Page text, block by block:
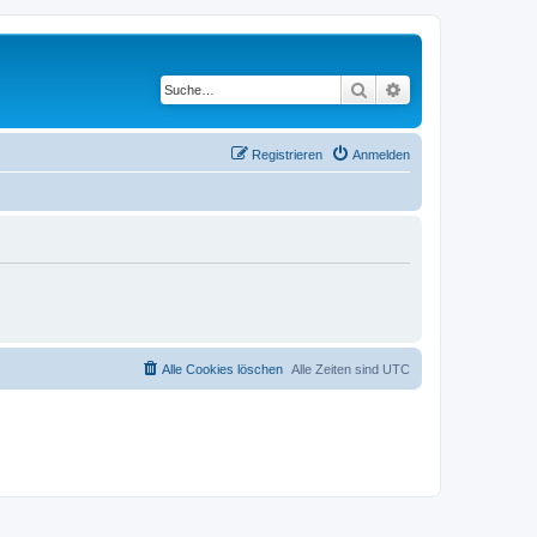
Suche
Anmelden
Registrieren
Alle Zeiten sind UTC
Alle Cookies löschen